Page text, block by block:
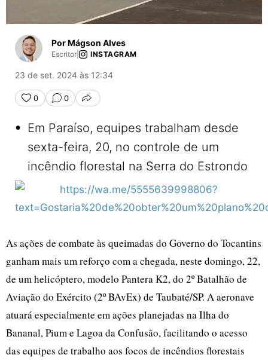
Por Mágson Alves
Escritor INSTAGRAM
23 de set. 2024 às 12:34
0 0 COMPARTILHAR
• Em Paraíso, equipes trabalham desde
sexta-feira, 20, no controle de um
incêndio florestal na Serra do Estrondo
As ações de combate às queimadas do Governo do Tocantins
ganham mais um reforço com a chegada, neste domingo, 22,
de um helicóptero, modelo Pantera K2, do 2º Batalhão de
Aviação do Exército (2º BAvEx) de Taubaté/SP. A aeronave
atuará especialmente em ações planejadas na Ilha do
Bananal, Pium e Lagoa da Confusão, facilitando o acesso
das equipes de trabalho aos focos de incêndios florestais